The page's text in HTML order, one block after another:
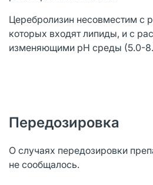
Церебролизин несовместим с
которых входят липиды, и с
изменяющими рН среды (5.0-
Передозировка
О случаях передозировки
не сообщалось.